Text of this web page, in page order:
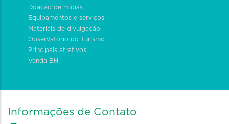
Doação de mídias
Equipamentos e serviços
Materiais de divulgação
Observatório do Turismo
Principais atrativos
Venda BH
Informações de Contato